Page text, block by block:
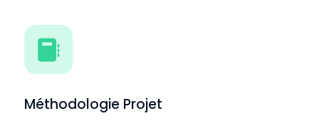
Méthodologie Projet